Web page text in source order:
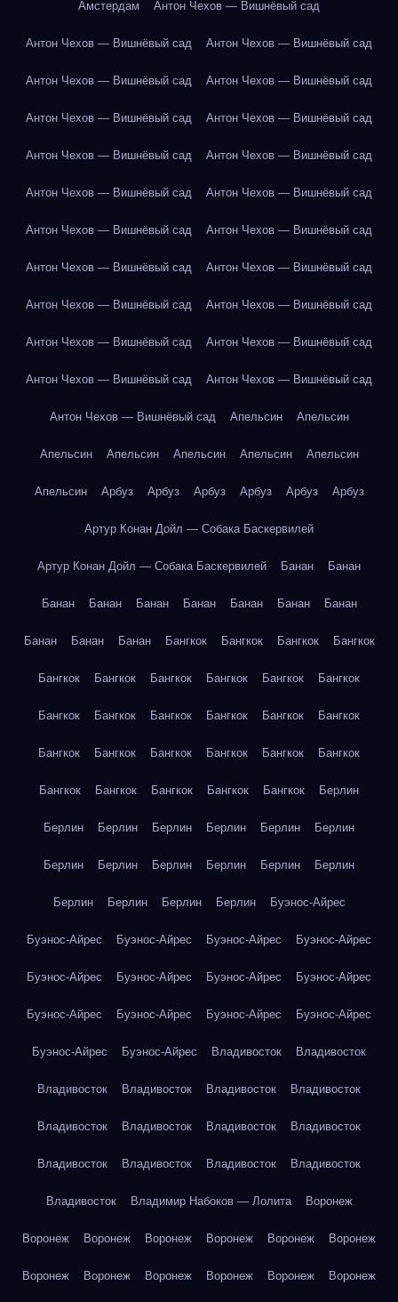
Амстердам Антон Чехов — Вишнёвый сад
Антон Чехов — Вишнёвый сад Антон Чехов — Вишнёвый сад
Антон Чехов — Вишнёвый сад Антон Чехов — Вишнёвый сад
Антон Чехов — Вишнёвый сад Антон Чехов — Вишнёвый сад
Антон Чехов — Вишнёвый сад Антон Чехов — Вишнёвый сад
Антон Чехов — Вишнёвый сад Антон Чехов — Вишнёвый сад
Антон Чехов — Вишнёвый сад Антон Чехов — Вишнёвый сад
Антон Чехов — Вишнёвый сад Антон Чехов — Вишнёвый сад
Антон Чехов — Вишнёвый сад Антон Чехов — Вишнёвый сад
Антон Чехов — Вишнёвый сад Антон Чехов — Вишнёвый сад
Антон Чехов — Вишнёвый сад Антон Чехов — Вишнёвый сад
Антон Чехов — Вишнёвый сад Апельсин Апельсин
Апельсин Апельсин Апельсин Апельсин Апельсин
Апельсин Арбуз Арбуз Арбуз Арбуз Арбуз Арбуз
Артур Конан Дойл — Собака Баскервилей
Артур Конан Дойл — Собака Баскервилей Банан Банан
Банан Банан Банан Банан Банан Банан Банан
Банан Банан Банан Бангкок Бангкок Бангкок Бангкок
Бангкок Бангкок Бангкок Бангкок Бангкок Бангкок
Бангкок Бангкок Бангкок Бангкок Бангкок Бангкок
Бангкок Бангкок Бангкок Бангкок Бангкок Бангкок
Бангкок Бангкок Бангкок Бангкок Бангкок Берлин
Берлин Берлин Берлин Берлин Берлин Берлин
Берлин Берлин Берлин Берлин Берлин Берлин
Берлин Берлин Берлин Берлин Буэнос-Айрес
Буэнос-Айрес Буэнос-Айрес Буэнос-Айрес Буэнос-Айрес
Буэнос-Айрес Буэнос-Айрес Буэнос-Айрес Буэнос-Айрес
Буэнос-Айрес Буэнос-Айрес Буэнос-Айрес Буэнос-Айрес
Буэнос-Айрес Буэнос-Айрес Владивосток Владивосток
Владивосток Владивосток Владивосток Владивосток
Владивосток Владивосток Владивосток Владивосток
Владивосток Владивосток Владивосток Владивосток
Владивосток Владимир Набоков — Лолита Воронеж
Воронеж Воронеж Воронеж Воронеж Воронеж Воронеж
Воронеж Воронеж Воронеж Воронеж Воронеж Воронеж